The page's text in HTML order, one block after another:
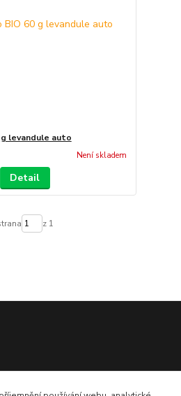
g levandule auto
Není skladem
Detail
z 1